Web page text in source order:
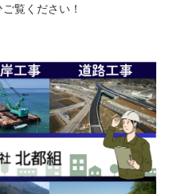
覧ください！